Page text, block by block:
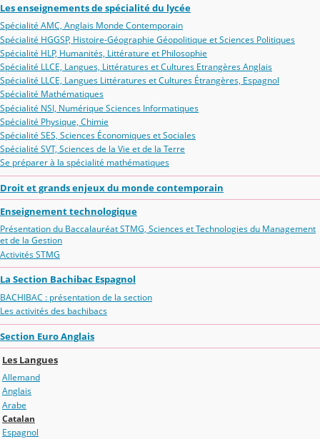
Les enseignements de spécialité du lycée
Spécialité AMC, Anglais Monde Contemporain
Spécialité HGGSP, Histoire-Géographie Géopolitique et Sciences Politiques
Spécialité HLP, Humanités, Littérature et Philosophie
Spécialité LLCE, Langues, Littératures et Cultures Etrangères Anglais
Spécialité LLCE, Langues Littératures et Cultures Étrangères, Espagnol
Spécialité Mathématiques
Spécialité NSI, Numérique Sciences Informatiques
Spécialité Physique, Chimie
Spécialité SES, Sciences Économiques et Sociales
Spécialité SVT, Sciences de la Vie et de la Terre
Se préparer à la spécialité mathématiques
Droit et grands enjeux du monde contemporain
Enseignement technologique
Présentation du Baccalauréat STMG, Sciences et Technologies du Management
et de la Gestion
Activités STMG
La Section Bachibac Espagnol
BACHIBAC : présentation de la section
Les activités des bachibacs
Section Euro Anglais
Les Langues
Allemand
Anglais
Arabe
Catalan
Espagnol